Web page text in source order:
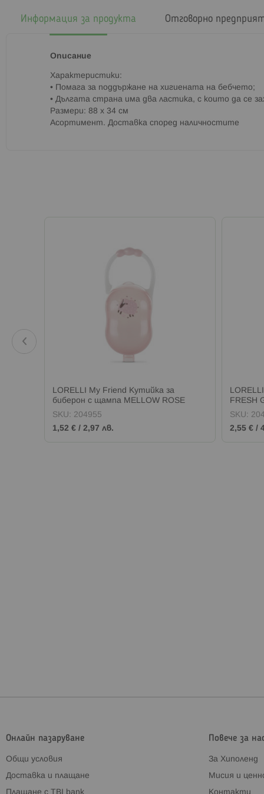
Информация за продукта
Описание
Характеристики:
• Помага за поддържане на хигиената на бебчето;
• Дългата страна има два ластика, с които да се
Размери: 88 х 34 см
Асортимент. Доставка според наличностите
Отговорно
LORELLI My Friend Кутийка за
биберон с щампа MELLOW ROSE
SKU: 204955
1,52 € / 2,97 лв.
FRESH
SKU:
2,55 € /
Онлайн пазаруване
Общи условия
Доставка и плащане
Повече за
За Хиполенд
Мисия и